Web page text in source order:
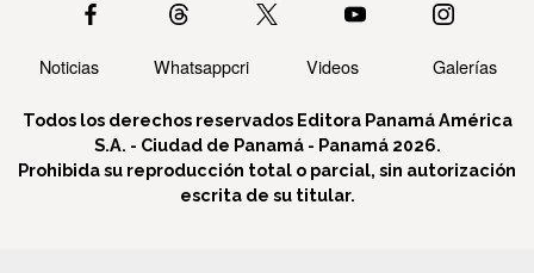
Noticias Whatsappcri Videos Galerías
Todos los derechos reservados Editora Panamá América
S.A. - Ciudad de Panamá - Panamá 2026.
Prohibida su reproducción total o parcial, sin autorización
escrita de su titular.